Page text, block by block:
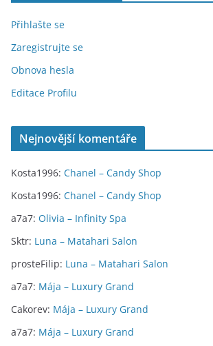
Přihlašte se
Zaregistrujte se
Obnova hesla
Editace Profilu
Nejnovější komentáře
Kosta1996: Chanel – Candy Shop
Kosta1996: Chanel – Candy Shop
a7a7: Olivia – Infinity Spa
Sktr: Luna – Matahari Salon
prosteFilip: Luna – Matahari Salon
a7a7: Mája – Luxury Grand
Cakorev: Mája – Luxury Grand
a7a7: Mája – Luxury Grand